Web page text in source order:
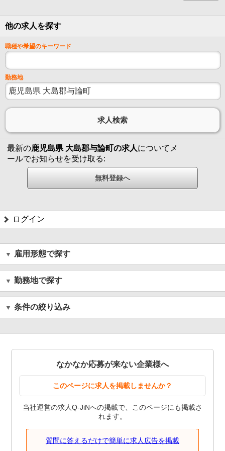
他の求人を探す
職種や希望のキーワード
勤務地
最新の鹿児島県 大島郡与論町の求人についてメ
ールでお知らせを受け取る:
ログイン
雇用形態で探す
勤務地で探す
条件の絞り込み
なかなか応募が来ない企業様へ
このページに求人を掲載しませんか？
当社運営の求人Q-JiNへの掲載で、このページにも掲載さ
れます。
質問に答えるだけで簡単に求人広告を掲載